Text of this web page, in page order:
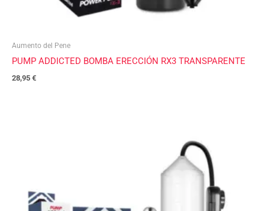
Aumento del Pene
PUMP ADDICTED BOMBA ERECCIÓN RX3 TRANSPARENTE
28,95 €